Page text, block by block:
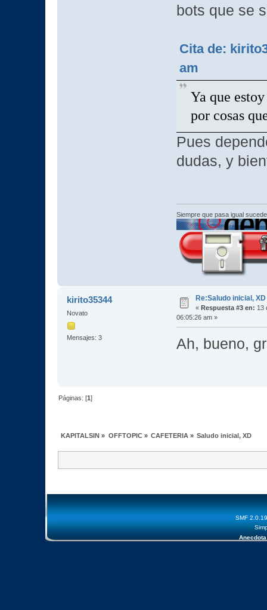
bots que se
Cita de:
am
Ya que
por cosas
Pues
dudas, y
Siempre que pasa igual
kirito35344
Novato
Mensajes: 3
Re:Saludo inicial, XD
« Respuesta #3 en: 13
06:05:26 am »
Ah, bueno,
Páginas: [1]
KAPITALSIN » OFFTOPIC» CAFETERIA» Saludo inicial, XD
SMF 2.0.19
Anecdota